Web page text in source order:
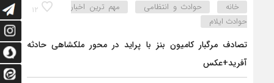
۱۲ خانه حوادث و انتظامی
مهم ترین اخبار
حوادث ایلام
تصادف مرگبار کامیون بنز با پراید در محور ملکشاهی حادثه
آفرید+عکس